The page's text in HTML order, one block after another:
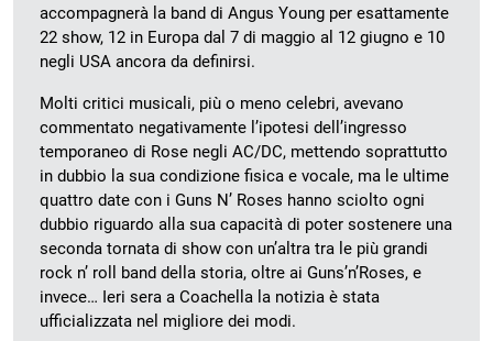
accompagnerà la band di Angus Young per esattamente
22 show, 12 in Europa dal 7 di maggio al 12 giugno e 10
negli USA ancora da definirsi.
Molti critici musicali, più o meno celebri, avevano
commentato negativamente l’ipotesi dell’ingresso
temporaneo di Rose negli AC/DC, mettendo soprattutto
in dubbio la sua condizione fisica e vocale, ma le ultime
quattro date con i Guns N’ Roses hanno sciolto ogni
dubbio riguardo alla sua capacità di poter sostenere una
seconda tornata di show con un’altra tra le più grandi
rock n’ roll band della storia, oltre ai Guns’n’Roses, e
invece… Ieri sera a Coachella la notizia è stata
ufficializzata nel migliore dei modi.